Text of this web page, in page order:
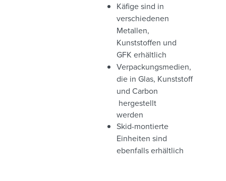
Käfige sind in
verschiedenen
Metallen,
Kunststoffen und
GFK erhältlich
Verpackungsmedien,
die in Glas, Kunststoff
und Carbon
hergestellt
werden
Skid-montierte
Einheiten sind
ebenfalls erhältlich